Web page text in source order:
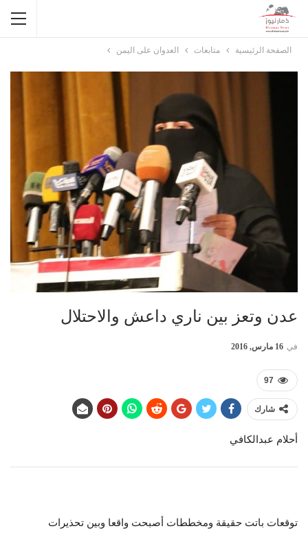
الصفحة الرئيسية متابعات العدوان على اليمن
عدن وتعز بين ناري داعش والاحتلال
في 16 مارس, 2016
97
شارك
أحلام عبدالكافي
توقعات باتت حقيقة ومخططات أصبحت واقعا وبين تحذيرات